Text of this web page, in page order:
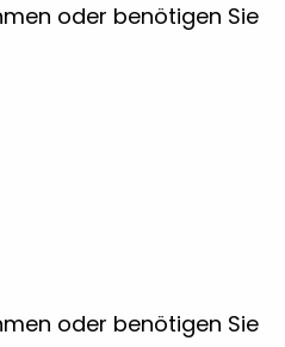
oder benötigen Sie
oder benötigen Sie